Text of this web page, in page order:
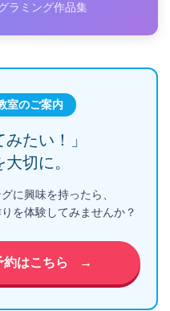
ラミング作品集
室のご案内
みたい！」
切に。
に興味を持ったら、
を体験してみませんか？
はこちら →